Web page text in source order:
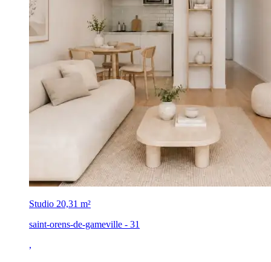
Studio 20,31 m²
saint-orens-de-gameville - 31
,